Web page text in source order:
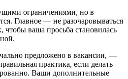
ограничениями, но в
Главное — не разочаровываться
чтобы ваша просьба становилась
предложено в вакансии, —
практика, если делать
Ваши дополнительные